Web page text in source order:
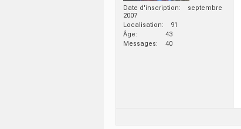
Date d'inscription
septembre
2007
Localisation
91
Âge
43
Messages
40